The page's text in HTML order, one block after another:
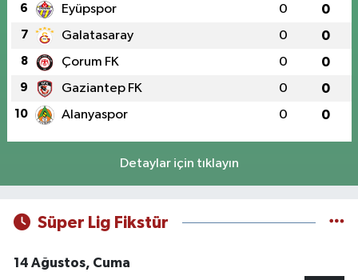
6 Eyüpspor 0 0
7 Galatasaray 0 0
8 Çorum FK 0 0
9 Gaziantep FK 0 0
10 Alanyaspor 0 0
Detaylar için tıklayın
Süper Lig Fikstür
14 Ağustos, Cuma